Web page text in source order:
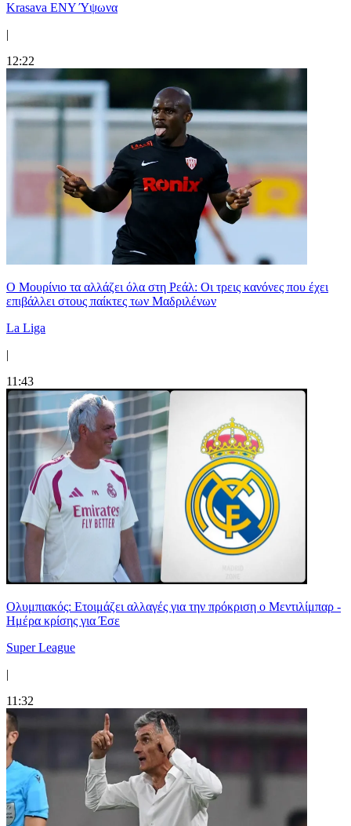
Krasava ENY Ύψωνα
|
12:22
Ο Μουρίνιο τα αλλάζει όλα στη Ρεάλ: Οι τρεις κανόνες που έχει
επιβάλλει στους παίκτες των Μαδριλένων
La Liga
|
11:43
Ολυμπιακός: Ετοιμάζει αλλαγές για την πρόκριση ο Μεντιλίμπαρ -
Ημέρα κρίσης για Έσε
Super League
|
11:32